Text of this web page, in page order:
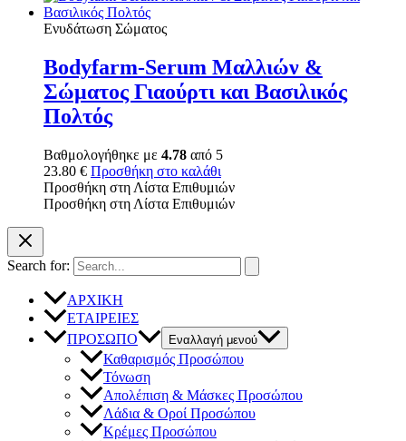
Ενυδάτωση Σώματος
Bodyfarm-Serum Μαλλιών &
Σώματος Γιαούρτι και Βασιλικός
Πολτός
Βαθμολογήθηκε με 4.78 από 5
23.80 € Προσθήκη στο καλάθι
Προσθήκη στη Λίστα Επιθυμιών
Προσθήκη στη Λίστα Επιθυμιών
Search for:
ΑΡΧΙΚΗ
ΕΤΑΙΡΕΙΕΣ
ΠΡΟΣΩΠΟ
Εναλλαγή μενού
Καθαρισμός Προσώπου
Τόνωση
Απολέπιση & Μάσκες Προσώπου
Λάδια & Οροί Προσώπου
Κρέμες Προσώπου